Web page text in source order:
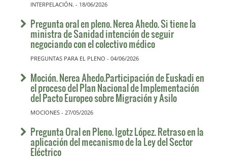
INTERPELACIÓN. - 18/06/2026
Pregunta oral en pleno. Nerea Ahedo. Si tiene la
ministra de Sanidad intención de seguir
negociando con el colectivo médico
PREGUNTAS PARA EL PLENO - 04/06/2026
Moción. Nerea Ahedo.Participación de Euskadi en
el proceso del Plan Nacional de Implementación
del Pacto Europeo sobre Migración y Asilo
MOCIONES - 27/05/2026
Pregunta Oral en Pleno. Igotz López. Retraso en la
aplicación del mecanismo de la Ley del Sector
Eléctrico